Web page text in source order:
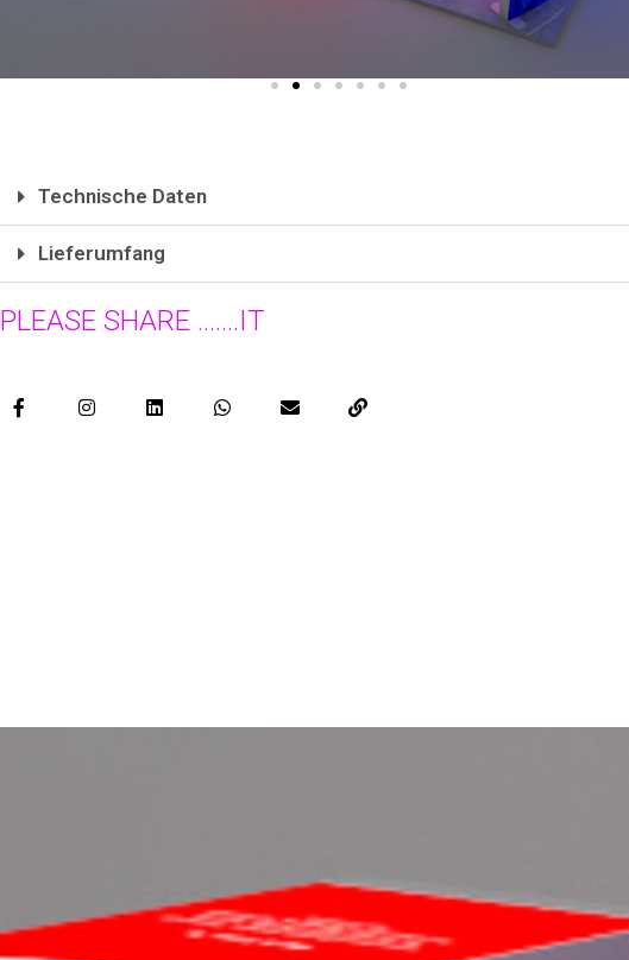
Technische Daten
Lieferumfang
PLEASE SHARE .......IT